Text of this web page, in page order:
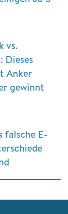
vs.
Dieses
Anker
gewinnt
falsche E-